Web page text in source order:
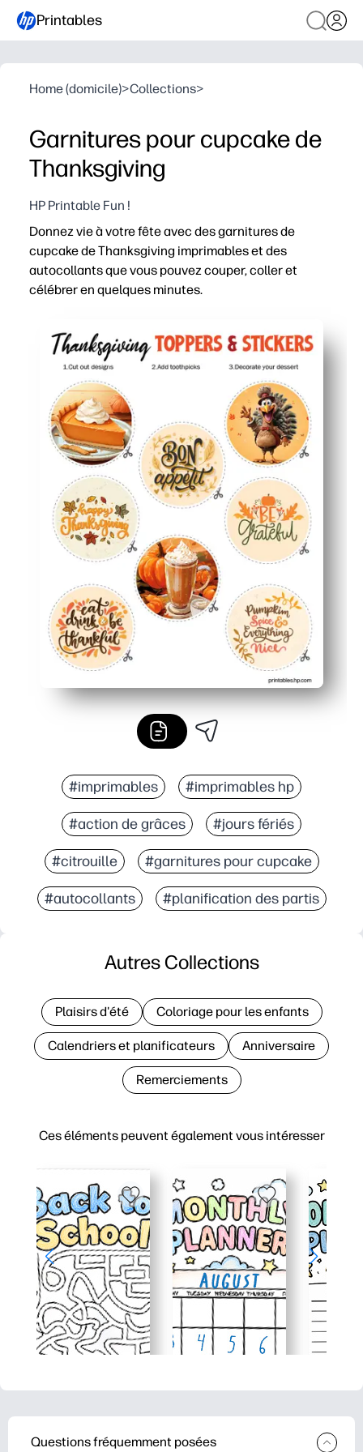
Printables
Home (domicile)>Collections>
Garnitures pour cupcake de
Thanksgiving
HP Printable Fun !
Donnez vie à votre fête avec des garnitures de
cupcake de Thanksgiving imprimables et des
autocollants que vous pouvez couper, coller et
célébrer en quelques minutes.
Modèles polyvalents - habiller des cupcakes, des
Pour les enfants - les enfants peuvent aider à couper
Matériaux souples - impression sur du papier
#imprimables #imprimables hp
#action de grâces #jours fériés
#citrouille #garnitures pour cupcake
#autocollants #planification des partis
Ces éléments peuvent également vous intéresser
Autres Collections
Plaisirs d'été Coloriage pour les enfants
Calendriers et planificateurs Anniversaire
Remerciements
Questions fréquemment posées